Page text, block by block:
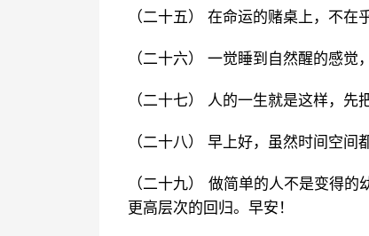
（二十五） 在命运的赌桌上，不在
（二十六） 一觉睡到自然醒的感
（二十七） 人的一生就是这样，先
（二十八） 早上好，虽然时间空间
（二十九） 做简单的人不是变得
更高层次的回归。早安！